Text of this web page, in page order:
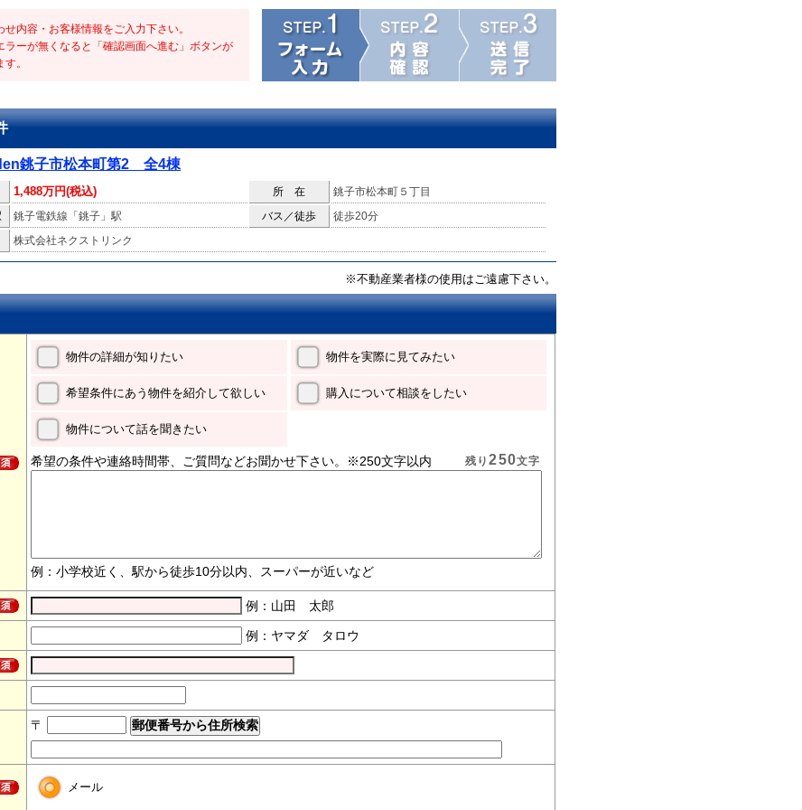
せ内容・お客様情報をご入力下さい。
ラーが無くなると「確認画面へ進む」ボタンが
。
銚子市松本町第2 全4棟
1,488万円(税込) 所 在
銚子市松本町５丁目
銚子電鉄線「銚子」駅 バス／徒歩
徒歩20分
株式会社ネクストリンク
※不動産業者様の使用はご遠慮下さい。
物件の詳細が知りたい 物件を実際に見てみたい
希望条件にあう物件を紹介して欲しい 購入について相談をしたい
物件について話を聞きたい
希望の条件や連絡時間帯、ご質問などお聞かせ下さい。※250文字以内
例：小学校近く、駅から徒歩10分以内、スーパーが近いなど
残り250文字
例：山田 太郎
例：ヤマダ タロウ
〒
メール